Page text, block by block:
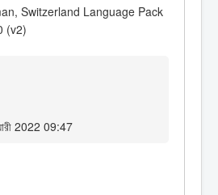
Switzerland Language Pack
(v2)
2022 09:47